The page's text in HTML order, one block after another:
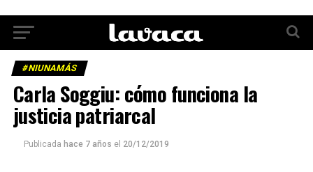
#NIUNAMÁS
Carla Soggiu: cómo funciona la
justicia patriarcal
Publicada hace 7 años el 20/12/2019